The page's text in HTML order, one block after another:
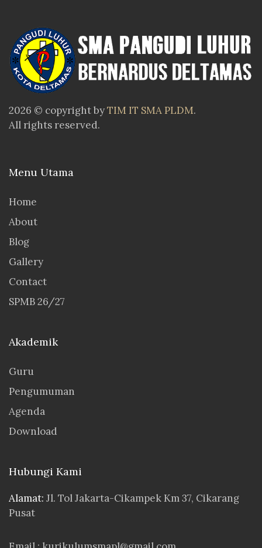
2026 © copyright byTIM IT SMA PLDM.
All rights reserved.
Menu Utama
Home
About
Blog
Gallery
Contact
SPMB 26/27
Akademik
Guru
Pengumuman
Agenda
Download
Hubungi Kami
Alamat: Jl. Tol Jakarta-Cikampek Km 37, Cikarang
Pusat